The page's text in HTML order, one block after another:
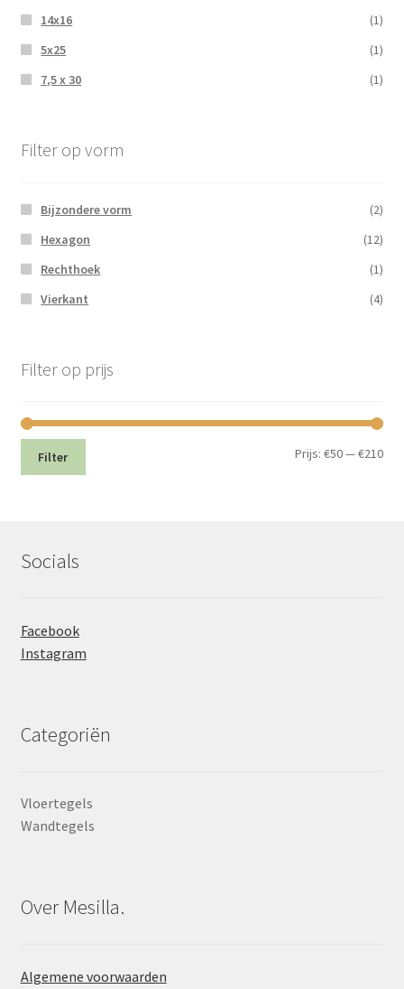
14x16
(1)
5x25
(1)
7,5 x 30
(1)
Filter op vorm
Bijzondere vorm
(2)
Hexagon
(12)
Rechthoek
(1)
Vierkant
(4)
Filter op prijs
Min.
Filter Prijs:€50—€210
Socials
Facebook
Instagram
Categoriën
Vloertegels
Wandtegels
Over Mesilla.
Algemene voorwaarden